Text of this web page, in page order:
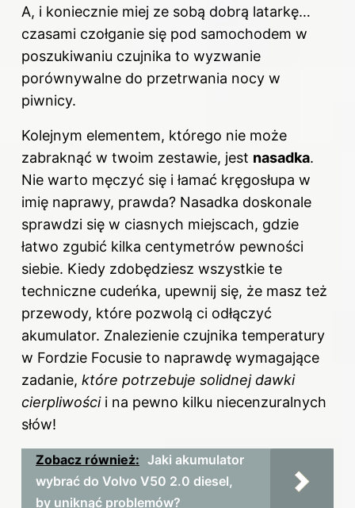
A, i koniecznie miej ze sobą dobrą latarkę…
czasami czołganie się pod samochodem w
poszukiwaniu czujnika to wyzwanie
porównywalne do przetrwania nocy w
piwnicy.
Kolejnym elementem, którego nie może
zabraknąć w twoim zestawie, jest nasadka.
Nie warto męczyć się i łamać kręgosłupa w
imię naprawy, prawda? Nasadka doskonale
sprawdzi się w ciasnych miejscach, gdzie
łatwo zgubić kilka centymetrów pewności
siebie. Kiedy zdobędziesz wszystkie te
techniczne cudeńka, upewnij się, że masz też
przewody, które pozwolą ci odłączyć
akumulator. Znalezienie czujnika temperatury
w Fordzie Focusie to naprawdę wymagające
zadanie, które potrzebuje solidnej dawki
cierpliwościi na pewno kilku niecenzuralnych
słów!
Zobacz również: Jaki akumulator
wybrać do Volvo V50 2.0 diesel,
by uniknąć problemów?